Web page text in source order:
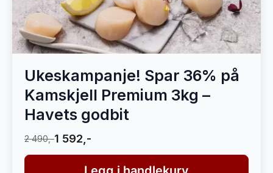
Ukeskampanje! Spar 36% på
Kamskjell Premium 3kg –
Havets godbit
2 490,-1 592,-